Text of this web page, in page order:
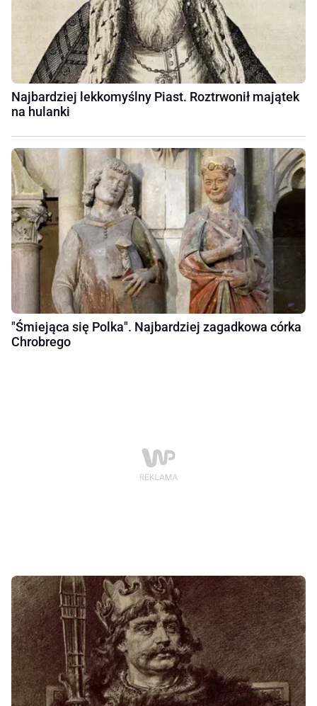
Najbardziej lekkomyślny Piast. Roztrwonił majątek
na hulanki
"Śmiejąca się Polka". Najbardziej zagadkowa córka
Chrobrego